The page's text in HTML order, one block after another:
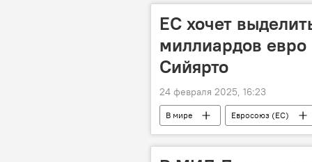
ЕС хочет
миллиардов
Сийярто
24 февраля 2025, 16:23
В мире Евросоюз (ЕС)